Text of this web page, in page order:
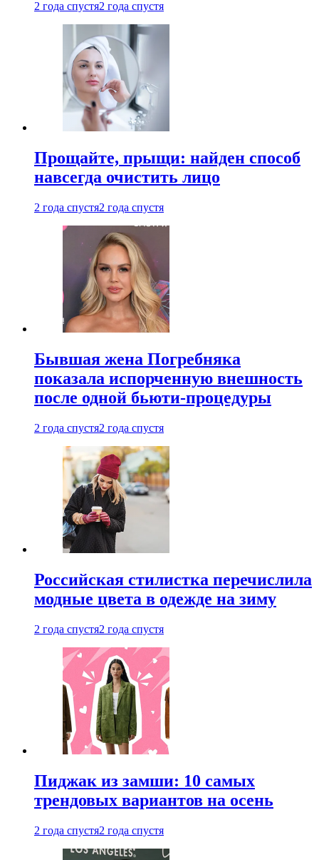
2 года спустя2 года спустя
Прощайте, прыщи: найден способ
навсегда очистить лицо
2 года спустя2 года спустя
Бывшая жена Погребняка
показала испорченную внешность
после одной бьюти-процедуры
2 года спустя2 года спустя
Российская стилистка перечислила
модные цвета в одежде на зиму
2 года спустя2 года спустя
Пиджак из замши: 10 самых
трендовых вариантов на осень
2 года спустя2 года спустя